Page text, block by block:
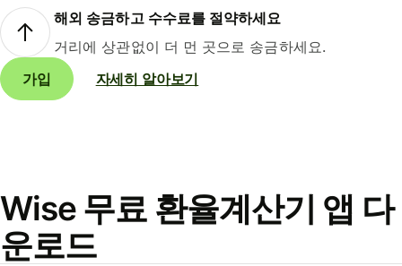
해외 송금하고 수수료를 절약하세요
거리에 상관없이 더 먼 곳으로 송금하세요.
가입
자세히 알아보기
Wise 무료 환율계산기 앱 다
운로드